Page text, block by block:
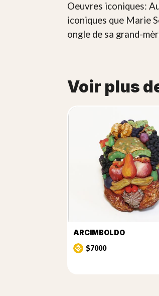
Oeuvres iconiques:
iconiques que Marie
ongle de sa grand-
Voir plus
ARCIMBOLDO
$7000